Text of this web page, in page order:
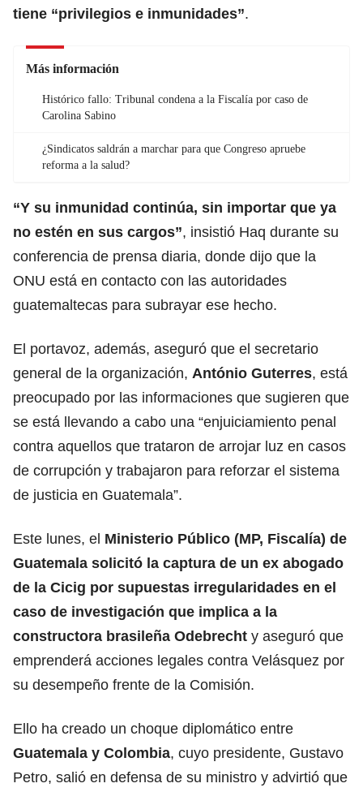
tiene “privilegios e inmunidades”.
Más información
Histórico fallo: Tribunal condena a la Fiscalía por caso de
Carolina Sabino
¿Sindicatos saldrán a marchar para que Congreso apruebe
reforma a la salud?
“Y su inmunidad continúa, sin importar que ya
no estén en sus cargos”, insistió Haq durante su
conferencia de prensa diaria, donde dijo que la
ONU está en contacto con las autoridades
guatemaltecas para subrayar ese hecho.
El portavoz, además, aseguró que el secretario
general de la organización, António Guterres, está
preocupado por las informaciones que sugieren que
se está llevando a cabo una “enjuiciamiento penal
contra aquellos que trataron de arrojar luz en casos
de corrupción y trabajaron para reforzar el sistema
de justicia en Guatemala”.
Este lunes, el Ministerio Público (MP, Fiscalía) de
Guatemala solicitó la captura de un ex abogado
de la Cicig por supuestas irregularidades en el
caso de investigación que implica a la
constructora brasileña Odebrecht y aseguró que
emprenderá acciones legales contra Velásquez por
su desempeño frente de la Comisión.
Ello ha creado un choque diplomático entre
Guatemala y Colombia, cuyo presidente, Gustavo
Petro, salió en defensa de su ministro y advirtió que